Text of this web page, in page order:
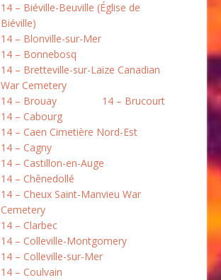
14 – Biéville-Beuville (Église de
Biéville)
14 – Blonville-sur-Mer
14 – Bonnebosq
14 – Bretteville-sur-Laize Canadian
War Cemetery
14 – Brouay
14 – Brucourt
14 – Cabourg
14 – Caen Cimetière Nord-Est
14 – Cagny
14 – Castillon-en-Auge
14 – Chênedollé
14 – Cheux Saint-Manvieu War
Cemetery
14 – Clarbec
14 – Colleville-Montgomery
14 – Colleville-sur-Mer
14 – Coulvain